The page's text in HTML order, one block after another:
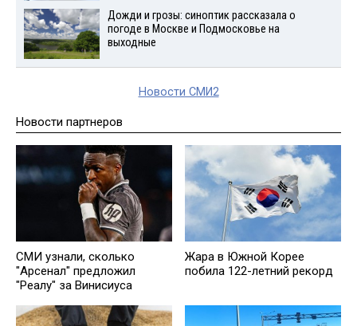
Дожди и грозы: синоптик рассказала о
погоде в Москве и Подмосковье на
выходные
Новости СМИ2
Новости партнеров
СМИ узнали, сколько
"Арсенал" предложил
"Реалу" за Винисиуса
Жара в Южной Корее
побила 122-летний рекорд